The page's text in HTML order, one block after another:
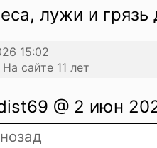
лужи и
сайте 11 лет
@ 2 июн